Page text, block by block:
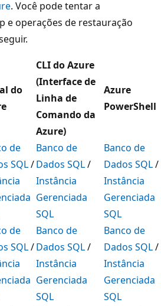
. Você pode tentar a
e operações de restauração
do
CLI do Azure
(Interface de
Linha de
Comando da
Azure)
Azure
PowerShell
de
SQL/
Banco de
Dados SQL/
Instância
Gerenciada
SQL
Banco de
Dados SQL/
Instância
Gerenciada
SQL
de
SQL/
Banco de
Dados SQL/
Instância
Gerenciada
SQL
Banco de
Dados SQL/
Instância
Gerenciada
SQL